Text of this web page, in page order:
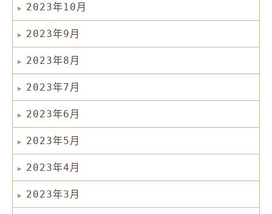
2023年10月
2023年9月
2023年8月
2023年7月
2023年6月
2023年5月
2023年4月
2023年3月